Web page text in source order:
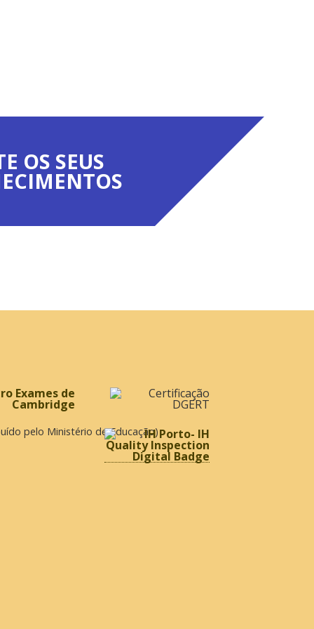
OS SEUS
pelo Ministério de Educação)